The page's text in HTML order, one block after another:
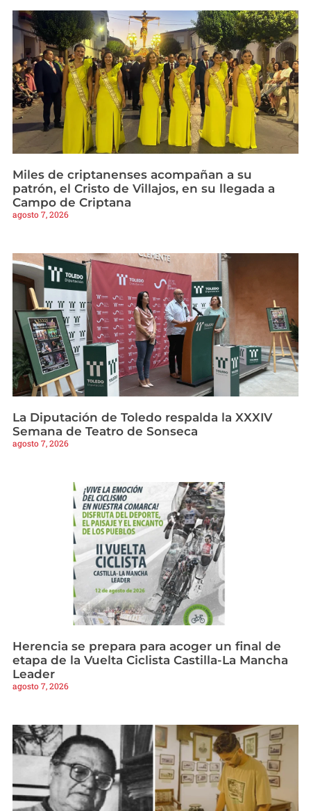
Miles de criptanenses acompañan a su
patrón, el Cristo de Villajos, en su llegada a
Campo de Criptana
agosto 7, 2026
La Diputación de Toledo respalda la XXXIV
Semana de Teatro de Sonseca
agosto 7, 2026
Herencia se prepara para acoger un final de
etapa de la Vuelta Ciclista Castilla-La Mancha
Leader
agosto 7, 2026